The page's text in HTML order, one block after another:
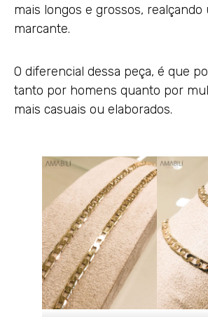
mais longos e grossos, realçando
marcante.
O diferencial dessa peça, é que
tanto por homens quanto por
mais casuais ou elaborados.